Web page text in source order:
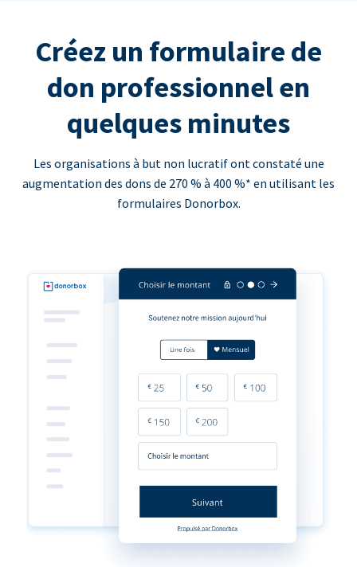
Créez un formulaire de
don professionnel en
quelques minutes
Les organisations à but non lucratif ont constaté une
augmentation des dons de 270 % à 400 %* en utilisant les
formulaires Donorbox.